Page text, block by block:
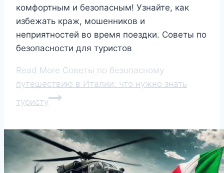
комфортным и безопасным! Узнайте, как
избежать краж, мошенников и
неприятностей во время поездки. Советы по
безопасности для туристов
Read More Советы по безопасному
путешествию в Италии: что нужно знать
туристу